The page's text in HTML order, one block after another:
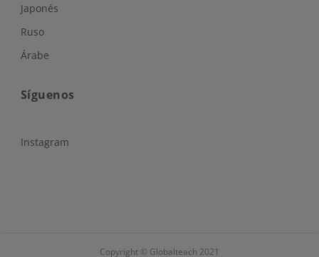
Japonés
Ruso
Árabe
Síguenos
Instagram
Copyright © Globalteach 2021